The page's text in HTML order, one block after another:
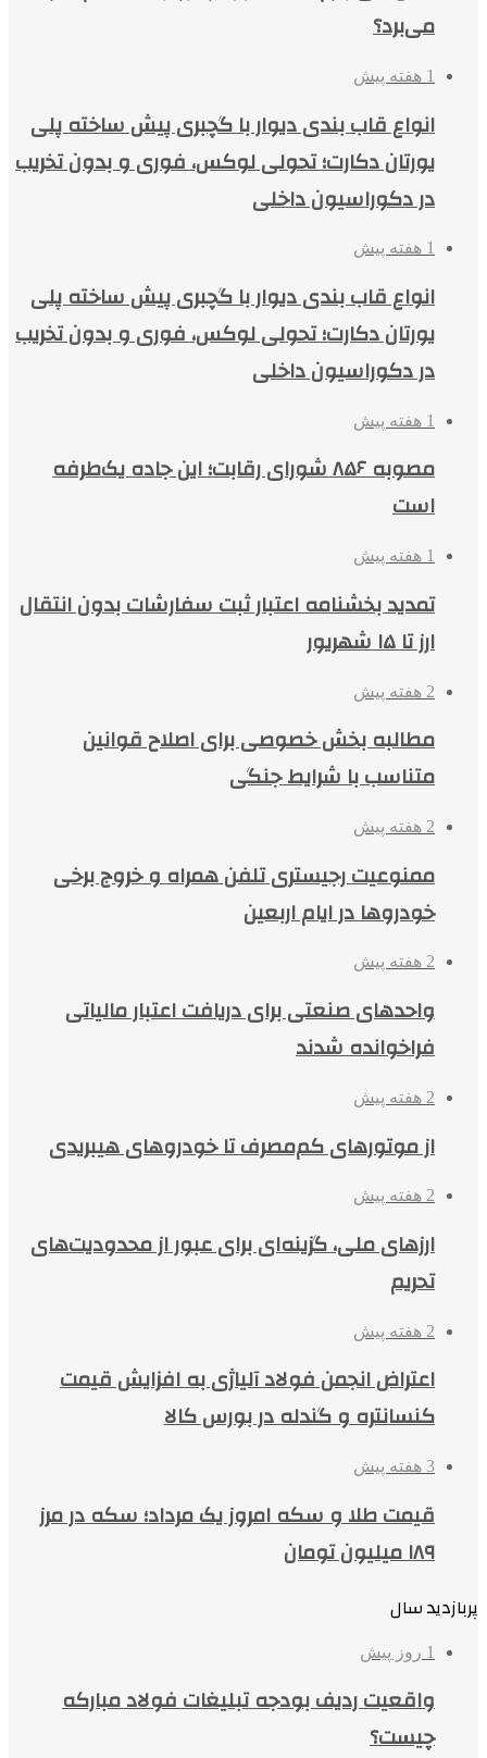
می‌برد؟
1 هفته پیش
انواع قاب بندی دیوار با گچبری پیش ساخته پلی
یورتان دکارت؛ تحولی لوکس، فوری و بدون تخریب
در دکوراسیون داخلی
1 هفته پیش
انواع قاب بندی دیوار با گچبری پیش ساخته پلی
یورتان دکارت؛ تحولی لوکس، فوری و بدون تخریب
در دکوراسیون داخلی
1 هفته پیش
مصوبه ۸۵۶ شورای رقابت؛ این جاده یک‌طرفه
است
1 هفته پیش
تمدید بخشنامه اعتبار ثبت سفارشات بدون انتقال
ارز تا ۱۵ شهریور
2 هفته پیش
مطالبه بخش خصوصی برای اصلاح قوانین
متناسب با شرایط جنگی
2 هفته پیش
ممنوعیت رجیستری تلفن همراه و خروج برخی
خودروها در ایام اربعین
2 هفته پیش
واحدهای صنعتی برای دریافت اعتبار مالیاتی
فراخوانده شدند
2 هفته پیش
از موتورهای کم‌مصرف تا خودروهای هیبریدی
2 هفته پیش
ارزهای ملی، گزینه‌ای برای عبور از محدودیت‌های
تحریم
2 هفته پیش
اعتراض انجمن فولاد آلیاژی به افزایش قیمت
کنسانتره و گندله در بورس کالا
3 هفته پیش
قیمت طلا و سکه امروز یک مرداد؛ سکه در مرز
۱۸۹ میلیون تومان
پربازدید سال
1 روز پیش
واقعیت ردیف بودجه تبلیغات فولاد مبارکه
چیست؟